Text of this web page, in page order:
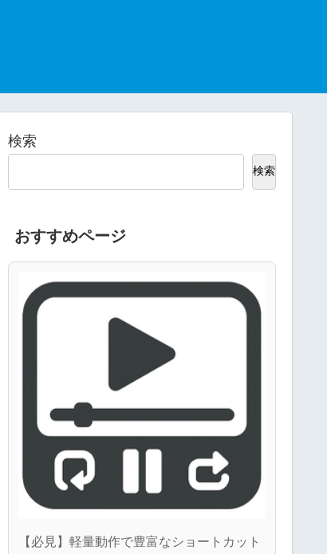
検索
検索
おすすめページ
【必見】軽量動作で豊富なショートカット